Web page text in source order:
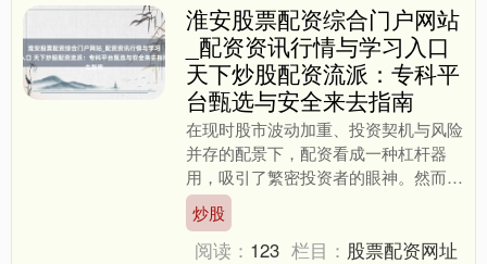
淮安股票配资综合门户网站
_配资资讯行情与学习入口
天下炒股配资流派：专科平
台甄选与安全来去指南
在现时股市波动加重、投资契机与风险
并存的配景下，配资看成一种杠杆器
用，吸引了繁密投资者的眼神。然而，
濒临商场上琳琅满意见配资平台，怎样
甄别专科可靠的机构，并确保....
炒股
阅读： 123 栏目： 股票配资网址